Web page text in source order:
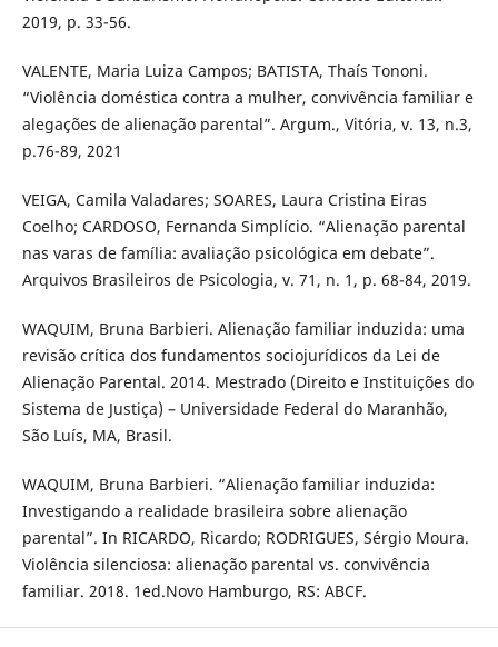
2019, p. 33-56.
VALENTE, Maria Luiza Campos; BATISTA, Thaís Tononi.
“Violência doméstica contra a mulher, convivência familiar e
alegações de alienação parental”. Argum., Vitória, v. 13, n.3,
p.76-89, 2021
VEIGA, Camila Valadares; SOARES, Laura Cristina Eiras
Coelho; CARDOSO, Fernanda Simplício. “Alienação parental
nas varas de família: avaliação psicológica em debate”.
Arquivos Brasileiros de Psicologia, v. 71, n. 1, p. 68-84, 2019.
WAQUIM, Bruna Barbieri. Alienação familiar induzida: uma
revisão crítica dos fundamentos sociojurídicos da Lei de
Alienação Parental. 2014. Mestrado (Direito e Instituições do
Sistema de Justiça) – Universidade Federal do Maranhão,
São Luís, MA, Brasil.
WAQUIM, Bruna Barbieri. “Alienação familiar induzida:
Investigando a realidade brasileira sobre alienação
parental”. In RICARDO, Ricardo; RODRIGUES, Sérgio Moura.
Violência silenciosa: alienação parental vs. convivência
familiar. 2018. 1ed.Novo Hamburgo, RS: ABCF.